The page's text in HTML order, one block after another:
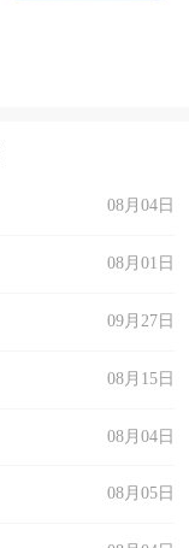
08月04日
08月01日
09月27日
08月15日
08月04日
08月05日